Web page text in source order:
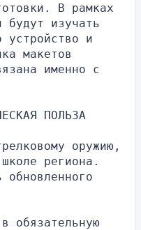
В рамках
будут изучать
устройство и
макетов
именно с
ПОЛЬЗА
оружию,
региона.
обновленного
обязательную